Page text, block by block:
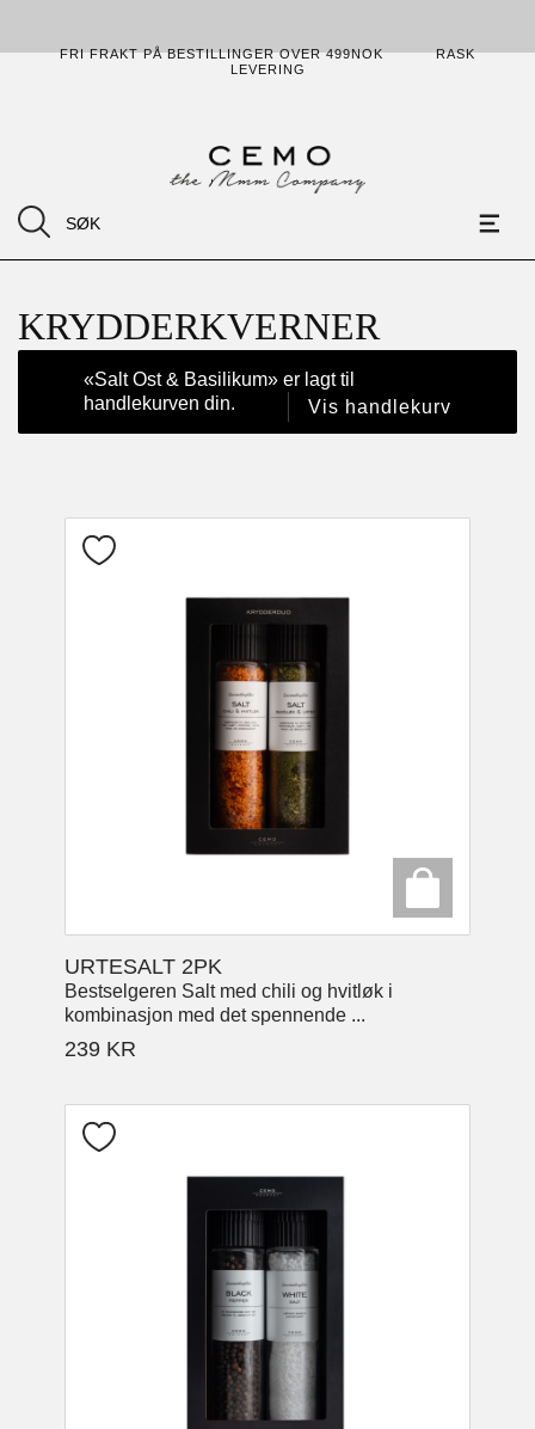
FRI FRAKT PÅ BESTILLINGER OVER 499NOK
RASK
LEVERING
KRYDDERKVERNER
«Salt Ost & Basilikum» er lagt til
handlekurven din.
Vis handlekurv
URTESALT 2PK
Bestselgeren Salt med chili og hvitløk i
kombinasjon med det spennende ...
239 KR